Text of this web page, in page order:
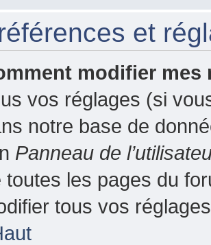
et
modifier mes
vos réglages (si
notre base de
Panneau de
toutes les pages du
tous vos